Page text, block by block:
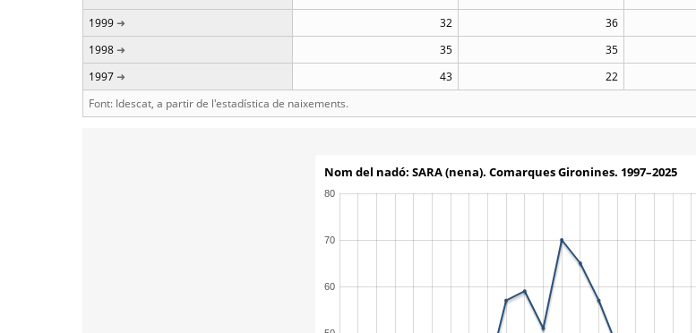
1999
32 36
1998
35 35
1997
43 22
Font: Idescat, a partir de l'estadística de naixements.